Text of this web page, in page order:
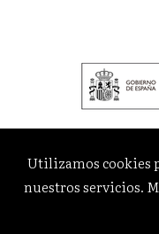
Utilizamos cookies
nuestros servicios.